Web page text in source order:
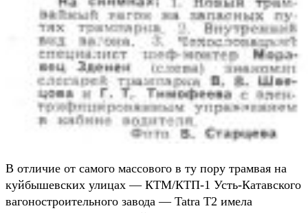
В отличие от самого массового в ту пору трамвая на
куйбышевских улицах — КТМ/КТП-1 Усть-Катавского
вагоностроительного завода — Tatra Т2 имела